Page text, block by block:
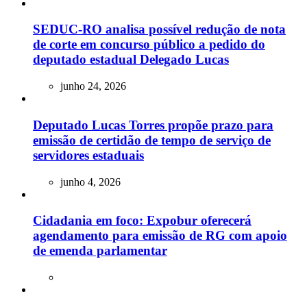
SEDUC-RO analisa possível redução de nota
de corte em concurso público a pedido do
deputado estadual Delegado Lucas
junho 24, 2026
Deputado Lucas Torres propõe prazo para
emissão de certidão de tempo de serviço de
servidores estaduais
junho 4, 2026
Cidadania em foco: Expobur oferecerá
agendamento para emissão de RG com apoio
de emenda parlamentar